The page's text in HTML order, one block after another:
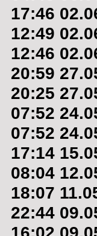
17:46
12:49
12:46
20:59
20:25
07:52
07:52
17:14
08:04
18:07
22:44